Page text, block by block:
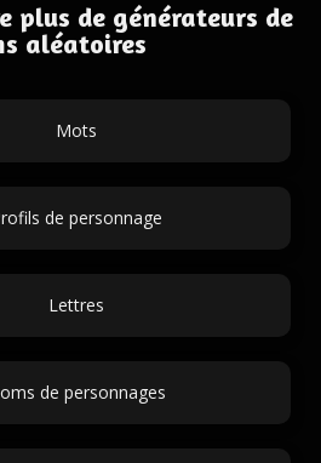
plus de générateurs de
aléatoires
Mots
de personnage
Lettres
de personnages